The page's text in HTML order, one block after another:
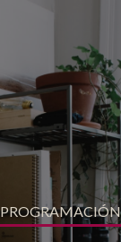
PROGRAMACIÓN